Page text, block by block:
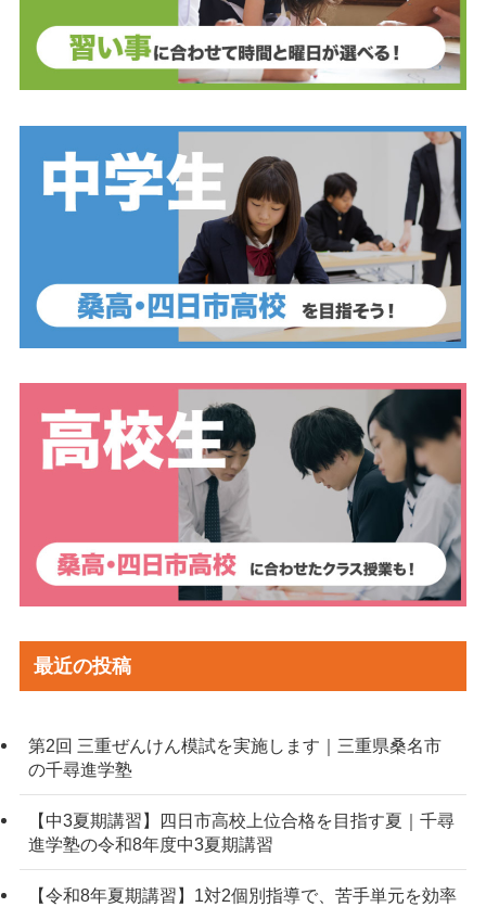
最近の投稿
第2回 三重ぜんけん模試を実施します｜三重県桑名市
の千尋進学塾
【中3夏期講習】四日市高校上位合格を目指す夏｜千尋
進学塾の令和8年度中3夏期講習
【令和8年夏期講習】1対2個別指導で、苦手単元を効率